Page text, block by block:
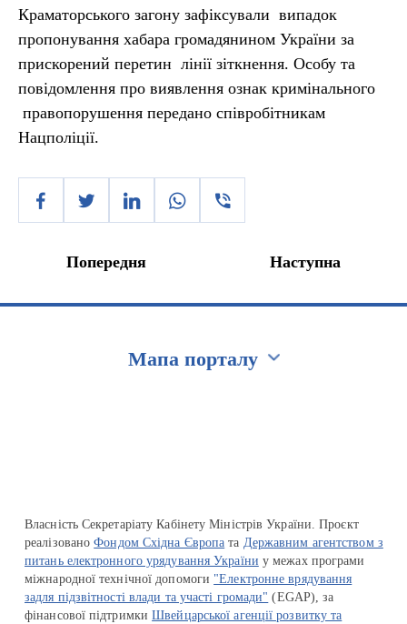
Краматорського загону зафіксували випадок
пропонування хабара громадянином України за
прискорений перетин лінії зіткнення. Особу та
повідомлення про виявлення ознак кримінального
правопорушення передано співробітникам
Нацполіції.
Попередня Наступна
Мапа порталу
Власність Секретаріату Кабінету Міністрів України. Проєкт
реалізованоФондом Східна Європа та Державним агентством з
питань електронного урядування України у межах програми
міжнародної технічної допомоги "Електронне врядування
задля підзвітності влади та участі громади" (EGAP), за
фінансової підтримкиШвейцарської агенції розвитку та